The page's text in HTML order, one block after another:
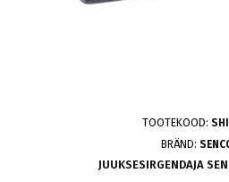
TOOTEKOOD:
BRÄND:
JUUKSESIRGENDAJA